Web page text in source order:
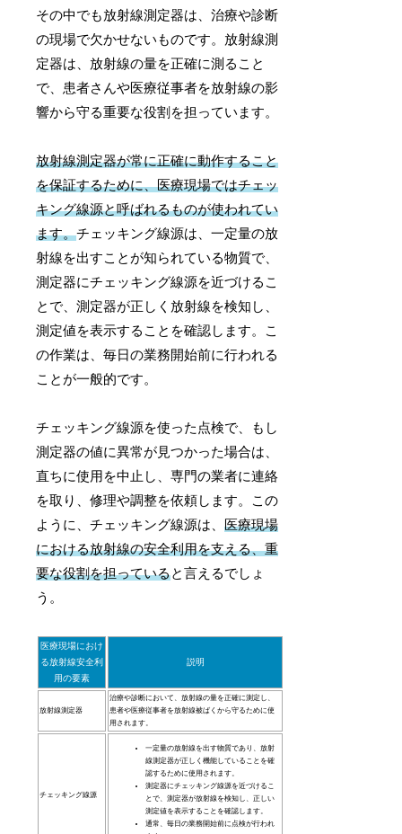
その中でも放射線測定器は、治療や診断
の現場で欠かせないものです。放射線測
定器は、放射線の量を正確に測ること
で、患者さんや医療従事者を放射線の影
響から守る重要な役割を担っています。
放射線測定器が常に正確に動作すること
を保証するために、医療現場ではチェッ
キング線源と呼ばれるものが使われてい
ます。チェッキング線源は、一定量の放
射線を出すことが知られている物質で、
測定器にチェッキング線源を近づけるこ
とで、測定器が正しく放射線を検知し、
測定値を表示することを確認します。こ
の作業は、毎日の業務開始前に行われる
ことが一般的です。
チェッキング線源を使った点検で、もし
測定器の値に異常が見つかった場合は、
直ちに使用を中止し、専門の業者に連絡
を取り、修理や調整を依頼します。この
ように、チェッキング線源は、医療現場
における放射線の安全利用を支える、重
要な役割を担っていると言えるでしょ
う。
医療現場におけ
る放射線安全利
用の要素
説明
放射線測定器
治療や診断において、放射線の量を正確に測定し、
患者や医療従事者を放射線被ばくから守るために使
用されます。
チェッキング線源
一定量の放射線を出す物質であり、放射
線測定器が正しく機能していることを確
認するために使用されます。
測定器にチェッキング線源を近づけるこ
とで、測定器が放射線を検知し、正しい
測定値を表示することを確認します。
通常、毎日の業務開始前に点検が行われ